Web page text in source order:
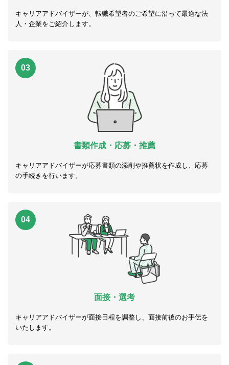
キャリアアドバイザーが、転職希望者のご希望に沿って最適な法
人・企業をご紹介します。
03
書類作成・応募・推薦
キャリアアドバイザーが応募書類の添削や推薦状を作成し、応募
の手続きを行います。
04
面接・選考
キャリアアドバイザーが面接日程を調整し、面接前後のお手伝を
いたします。